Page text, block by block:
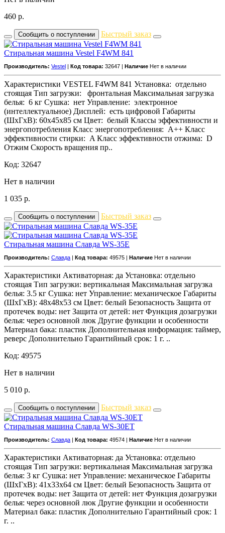
460 р.
Сообщить о поступлении Быстрый заказ
Стиральная машина Vestel F4WM 841
Производитель: Vestel Код товара: 32647 | Наличие Нет в наличии
Характеристики VESTEL F4WM 841 Установка: отдельно
стоящая Тип загрузки: фронтальная Максимальная загрузка
белья: 6 кг Сушка: нет Управление: электронное
(интеллектуальное) Дисплей: есть цифровой Габариты
(ШxГxВ): 60x45x85 см Цвет: белый Классы эффективности и
энергопотребления Класс энергопотребления: A++ Класс
эффективности стирки: A Класс эффективности отжима: D
Отжим Скорость вращения пр..
Код: 32647
Нет в наличии
1 035 р.
Сообщить о поступлении Быстрый заказ
Стиральная машина Славда WS-35E
Производитель: Славда Код товара: 49575 | Наличие Нет в наличии
Характеристики Активаторная: да Установка: отдельно
стоящая Тип загрузки: вертикальная Максимальная загрузка
белья: 3.5 кг Сушка: нет Управление: механическое Габариты
(ШxГxВ): 48x48x53 см Цвет: белый Безопасность Защита от
протечек воды: нет Защита от детей: нет Функция дозагрузки
белья: через основной люк Другие функции и особенности
Материал бака: пластик Дополнительная информация: таймер,
реверс Дополнительно Гарантийный срок: 1 г. ..
Код: 49575
Нет в наличии
5 010 р.
Сообщить о поступлении Быстрый заказ
Стиральная машина Славда WS-30ET
Производитель: Славда Код товара: 49574 | Наличие Нет в наличии
Характеристики Активаторная: да Установка: отдельно
стоящая Тип загрузки: вертикальная Максимальная загрузка
белья: 3 кг Сушка: нет Управление: механическое Габариты
(ШxГxВ): 41x33x64 см Цвет: белый Безопасность Защита от
протечек воды: нет Защита от детей: нет Функция дозагрузки
белья: через основной люк Другие функции и особенности
Материал бака: пластик Дополнительно Гарантийный срок: 1
г. ..